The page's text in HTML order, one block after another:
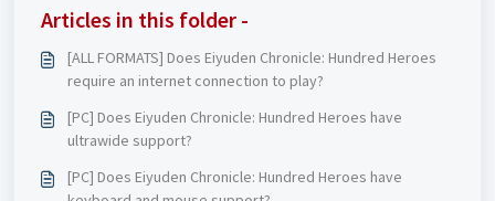
Articles in this folder -
[ALL FORMATS] Does Eiyuden Chronicle: Hundred Heroes
require an internet connection to play?
[PC] Does Eiyuden Chronicle: Hundred Heroes have
ultrawide support?
[PC] Does Eiyuden Chronicle: Hundred Heroes have